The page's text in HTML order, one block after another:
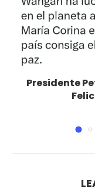
Presidente